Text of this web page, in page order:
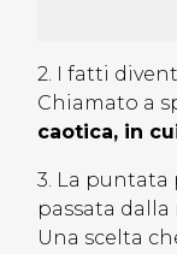
2. I fatti
Chiamato a
caotica, in
3. La puntata
passata
Una scelta